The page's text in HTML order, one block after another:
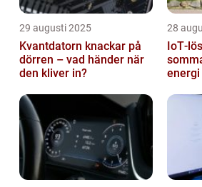
29 augusti 2025
Kvantdatorn knackar på
dörren – vad händer när
den kliver in?
28
energi